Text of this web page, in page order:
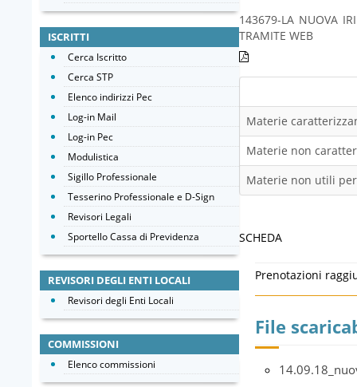
143679-LA NUOVA
TRAMITE WEB
Materie
Materie non
Materie non utili
SCHEDA
Prenotazioni
File
ISCRITTI
Cerca Iscritto
Cerca STP
Elenco indirizzi Pec
Log-in Mail
Log-in Pec
Modulistica
Sigillo Professionale
Tesserino Professionale e D-Sign
Revisori Legali
Sportello Cassa di Previdenza
REVISORI DEGLI ENTI LOCALI
Revisori degli Enti Locali
COMMISSIONI
Elenco commissioni